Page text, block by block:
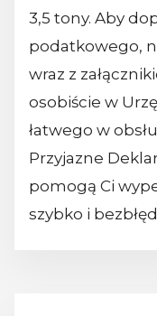
3,5 tony. Aby
podatkowego,
wraz z
osobiście w
łatwego w
Przyjazne
pomogą Ci
szybko i